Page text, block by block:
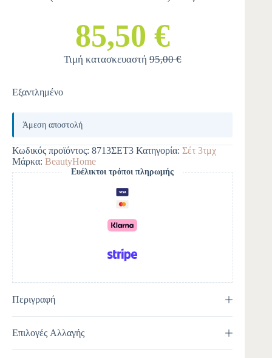
85,50 €
Τιμή κατασκευαστή95,00 €
Εξαντλημένο
Άμεση αποστολή
Κωδικός προϊόντος: 8713ΣΕΤ3 Κατηγορία: Σέτ 3τμχ
Μάρκα: BeautyHome
Ευέλικτοι τρόποι πληρωμής
Περιγραφή
Επιλογές Αλλαγής